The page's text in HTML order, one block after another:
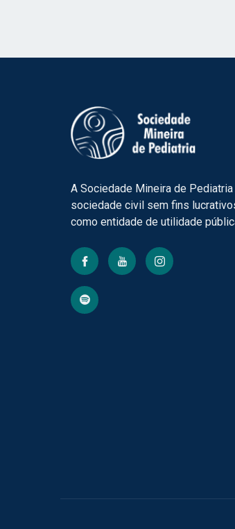
A Sociedade Mineira de
sociedade civil sem fins
como entidade de utilidade